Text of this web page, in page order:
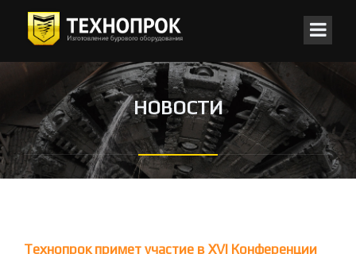
НОВОСТИ
Технопрок примет участие в XVI Конференции